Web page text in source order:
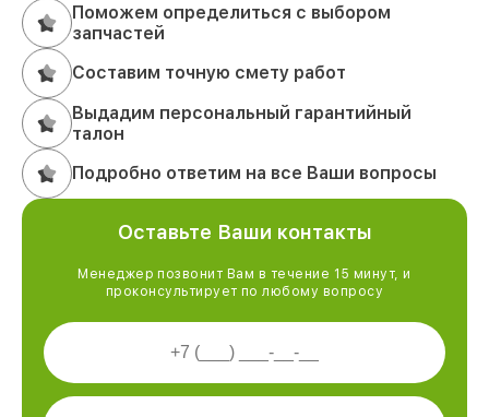
Поможем определиться с выбором
запчастей
Составим точную смету работ
Выдадим персональный гарантийный
талон
Подробно ответим на все Ваши вопросы
Оставьте Ваши контакты
Менеджер позвонит Вам в течение 15 минут, и
проконсультирует по любому вопросу